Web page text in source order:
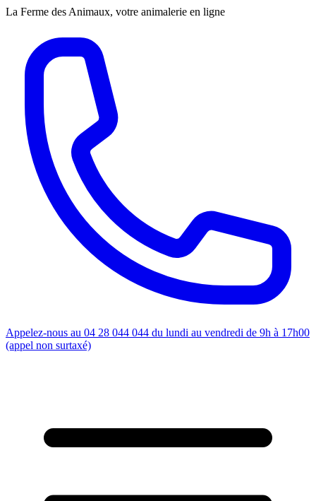
La Ferme des Animaux, votre animalerie en ligne
Appelez-nous au 04 28 044 044 du lundi au vendredi de 9h à 17h00
(appel non surtaxé)